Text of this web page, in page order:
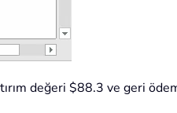
değeri $88.3 ve geri